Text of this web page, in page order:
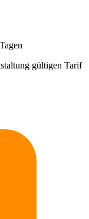
gültigen Tarif